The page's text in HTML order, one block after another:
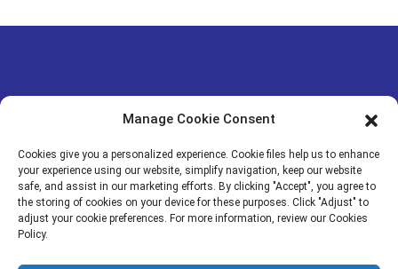
SEJAK 2008 DIBUAT DI TIONGKOK
YANGZHOU RUNFANG
NO4 Qionghua Dadao, Kota Hangji,
Distrik Guangling, Kota Yangzhou,
Provinsi Jiangsu, Tiongkok
DIPRODUKSI DI PABRIK
BERSERTIFIKASI ISO 9001 DAN
Manage Cookie Consent
Cookies give you a personalized experience. Cookie files help us to enhance
your experience using our website, simplify navigation, keep our website
safe, and assist in our marketing efforts. By clicking "Accept", you agree to
the storing of cookies on your device for these purposes. Click "Adjust" to
adjust your cookie preferences. For more information, review our Cookies
Policy.